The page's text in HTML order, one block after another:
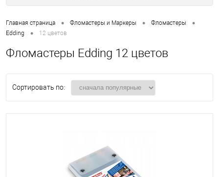
Главная страница • Фломастеры и Маркеры • Фломастеры •
Edding • 12 цветов
Фломастеры Edding 12 цветов
Сортировать по: